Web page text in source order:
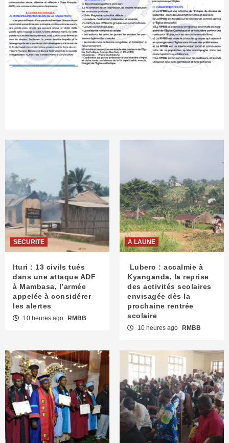
SECURITE
Ituri : 13 civils tués
dans une attaque ADF
à Mambasa, l’armée
appelée à considérer
les alertes
10 heures ago RMBB
A LAUNE
Lubero : accalmie à
Kyanganda, la reprise
des activités scolaires
envisagée dès la
prochaine rentrée
scolaire
10 heures ago RMBB